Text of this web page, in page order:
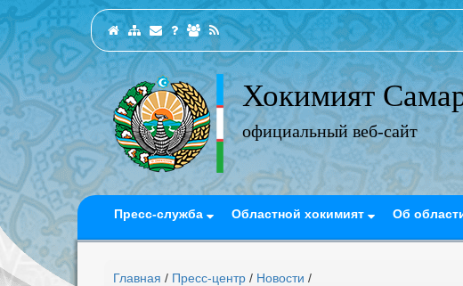
Хокимият
официальный веб-сайт
Пресс-служба Областной хокимият Об
Главная / Пресс-центр / Новости /